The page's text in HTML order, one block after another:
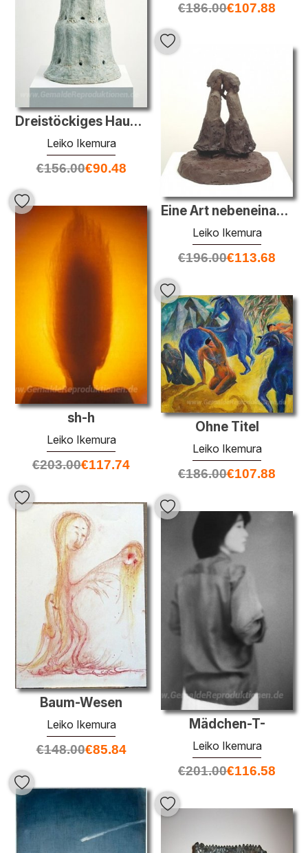
€186.00€107.88
Dreistöckiges Haus in Türkis
Leiko Ikemura
€156.00€90.48
Eine Art nebeneinander
Leiko Ikemura
€196.00€113.68
sh-h
Leiko Ikemura
€203.00€117.74
Ohne Titel
Leiko Ikemura
€186.00€107.88
Baum-Wesen
Leiko Ikemura
€148.00€85.84
Mädchen-T-
Leiko Ikemura
€201.00€116.58